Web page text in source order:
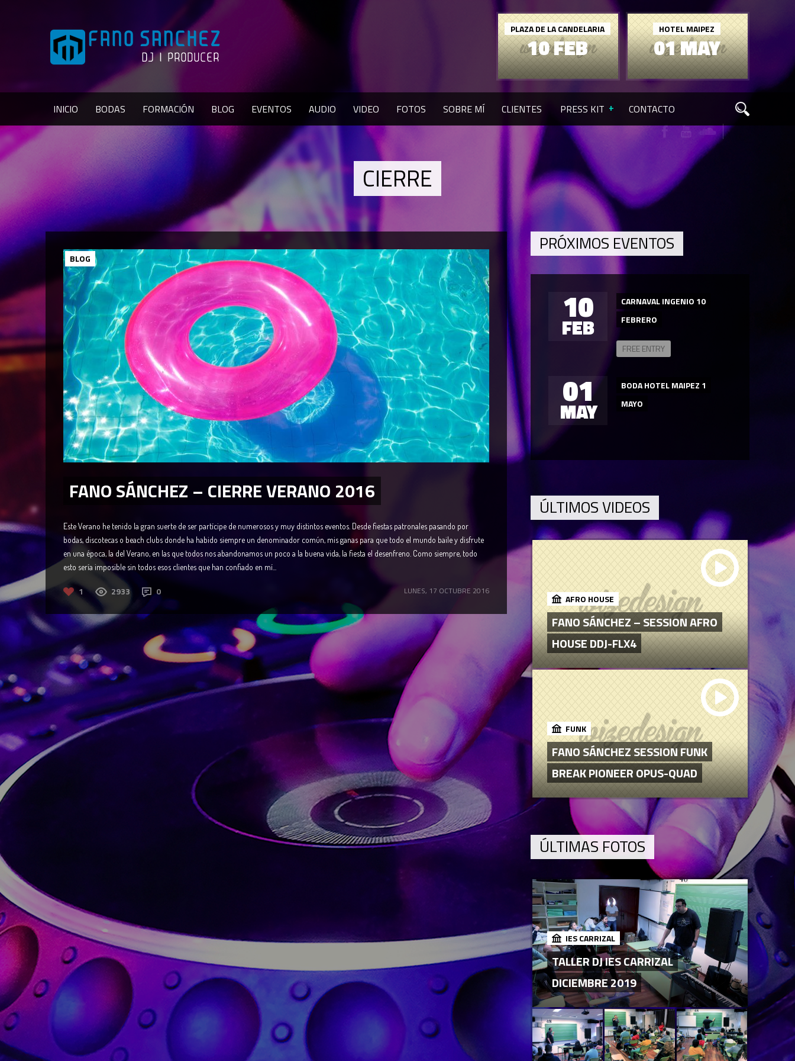
01 MAY
HOTEL MAIPEZ
10 FEB
PLAZA DE LA CANDELARIA
INICIO BODAS FORMACIÓN BLOG EVENTOS AUDIO VIDEO FOTOS SOBRE MÍ CLIENTES PRESS KIT CONTACTO
CIERRE
BLOG
FANO SÁNCHEZ – CIERRE VERANO 2016
Este Verano he tenido la gran suerte de ser partícipe de numerosos y muy distintos eventos. Desde fiestas patronales pasando por
bodas, discotecas o beach clubs donde ha habido siempre un denominador común, mis ganas para que todo el mundo baile y disfrute
en una época, la del Verano, en las que todos nos abandonamos un poco a la buena vida, la fiesta el desenfreno. Como siempre, todo
esto sería imposible sin todos esos clientes que han confiado en mí...
1 2933 0 LUNES, 17 OCTUBRE 2016
PRÓXIMOS EVENTOS
10
FEB
CARNAVAL INGENIO 10
FEBRERO
FREE ENTRY
01
MAY
BODA HOTEL MAIPEZ 1
MAYO
ÚLTIMOS VIDEOS
AFRO HOUSE
FANO SÁNCHEZ – SESSION AFRO
HOUSE DDJ-FLX4
FUNK
FANO SÁNCHEZ SESSION FUNK
BREAK PIONEER OPUS-QUAD
ÚLTIMAS FOTOS
IES CARRIZAL
TALLER DJ IES CARRIZAL
DICIEMBRE 2019